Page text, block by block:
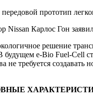
прототип
Nissan Карлос Гон
решение
e-Bio Fuel-Cell
не требуется